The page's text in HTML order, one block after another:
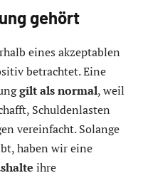
gehört
eines akzeptablen
betrachtet. Eine
gilt als normal, weil
Schuldenlasten
vereinfacht. Solange
haben wir eine
ihre